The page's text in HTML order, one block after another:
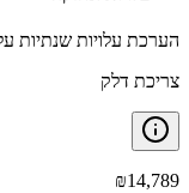
הערכת עלויות שנתיות על בסיס
צריכת דלק
₪14,789